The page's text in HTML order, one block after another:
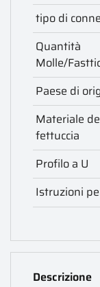
tipo di
Quantità
Molle/
Paese di
Materiale
fettuccia
Profilo a U
Istruzioni
Descrizione